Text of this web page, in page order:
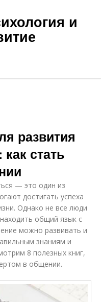
и
развития
стать
— это один из
достигать успеха
Однако не все люди
общий язык с
можно развивать и
знаниям и
8 полезных книг,
в общении.